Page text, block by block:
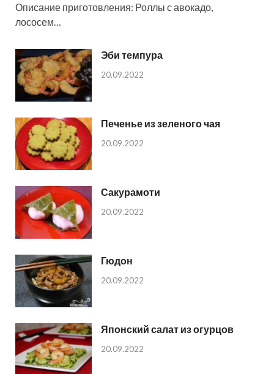
Описание приготовления: Роллы с авокадо,
лососем…
Эби темпура
20.09.2022
Печенье из зеленого чая
20.09.2022
Сакурамоти
20.09.2022
Гюдон
20.09.2022
Японский салат из огурцов
20.09.2022